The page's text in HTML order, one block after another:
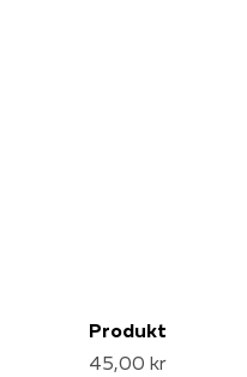
Produkt
45,00 kr